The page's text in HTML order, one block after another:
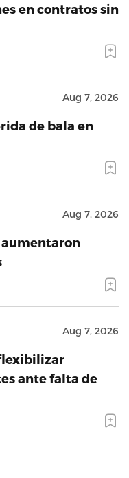
en contratos sin
Aug 7, 2026
de bala en
Aug 7, 2026
aumentaron
Aug 7, 2026
ante falta de